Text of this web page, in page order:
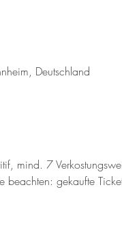
Deutschland
mind. 7
beachten: gekaufte